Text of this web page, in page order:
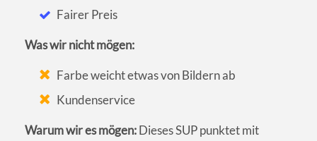
Fairer Preis
Was wir nicht mögen:
Farbe weicht etwas von Bildern ab
Kundenservice
Warum wir es mögen:Dieses SUP punktet mit